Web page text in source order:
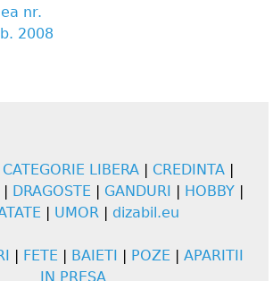
nr.
2008
CATEGORIE LIBERA| CREDINTA|
| DRAGOSTE | GANDURI | HOBBY |
| UMOR | dizabil.eu
| FETE | BAIETI | POZE | APARITII
IN PRESA